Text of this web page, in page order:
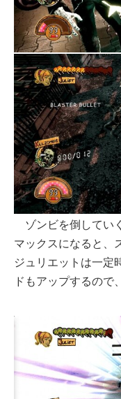
ゾンビを倒してい
マックスになると、
ジュリエットは一定
ドもアップするので